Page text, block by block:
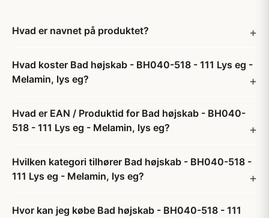
Hvad er navnet på produktet?
Hvad koster Bad højskab - BH040-518 - 111 Lys eg -
Melamin, lys eg?
Hvad er EAN / Produktid for Bad højskab - BH040-
518 - 111 Lys eg - Melamin, lys eg?
Hvilken kategori tilhører Bad højskab - BH040-518 -
111 Lys eg - Melamin, lys eg?
Hvor kan jeg købe Bad højskab - BH040-518 - 111